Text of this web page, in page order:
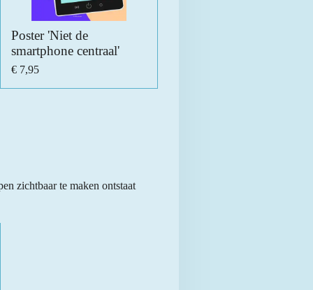
Poster 'Niet de
smartphone centraal'
€ 7,95
zichtbaar te maken ontstaat